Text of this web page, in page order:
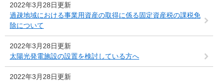
2022年3月28日更新
過疎地域における事業用資産の取得に係る固定資産税の課税免
除について
2022年3月28日更新
太陽光発電施設の設置を検討している方へ
2022年3月28日更新